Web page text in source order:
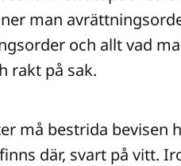
man
och allt vad
rakt på sak.
må bestrida bevisen
där, svart på vitt.